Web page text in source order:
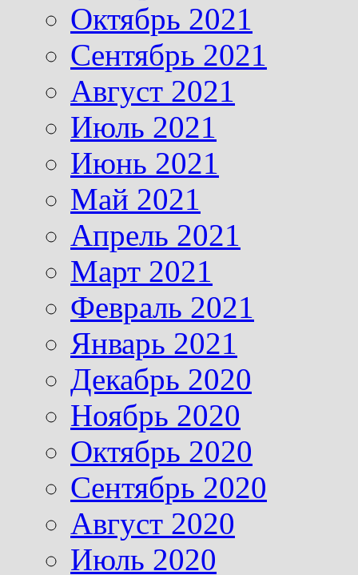
Октябрь 2021
Сентябрь 2021
Август 2021
Июль 2021
Июнь 2021
Май 2021
Апрель 2021
Март 2021
Февраль 2021
Январь 2021
Декабрь 2020
Ноябрь 2020
Октябрь 2020
Сентябрь 2020
Август 2020
Июль 2020